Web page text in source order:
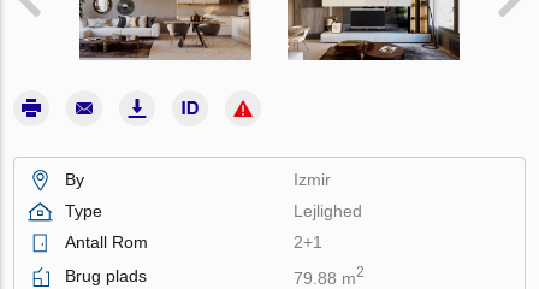
By
Izmir
Type
Lejlighed
Antall Rom
2+1
Brug plads
79.88 m2